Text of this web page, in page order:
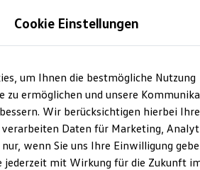
Cookie Einstellungen
um Ihnen die bestmögliche Nutzung
zu ermöglichen und unsere
Wir berücksichtigen hierbei Ihre
verarbeiten Daten für Marketing,
wenn Sie uns Ihre Einwilligung
jederzeit mit Wirkung für die Zukunft